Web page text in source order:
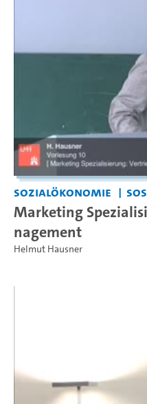
Sozialökonomie
Marketing
nagement
Helmut Hausner